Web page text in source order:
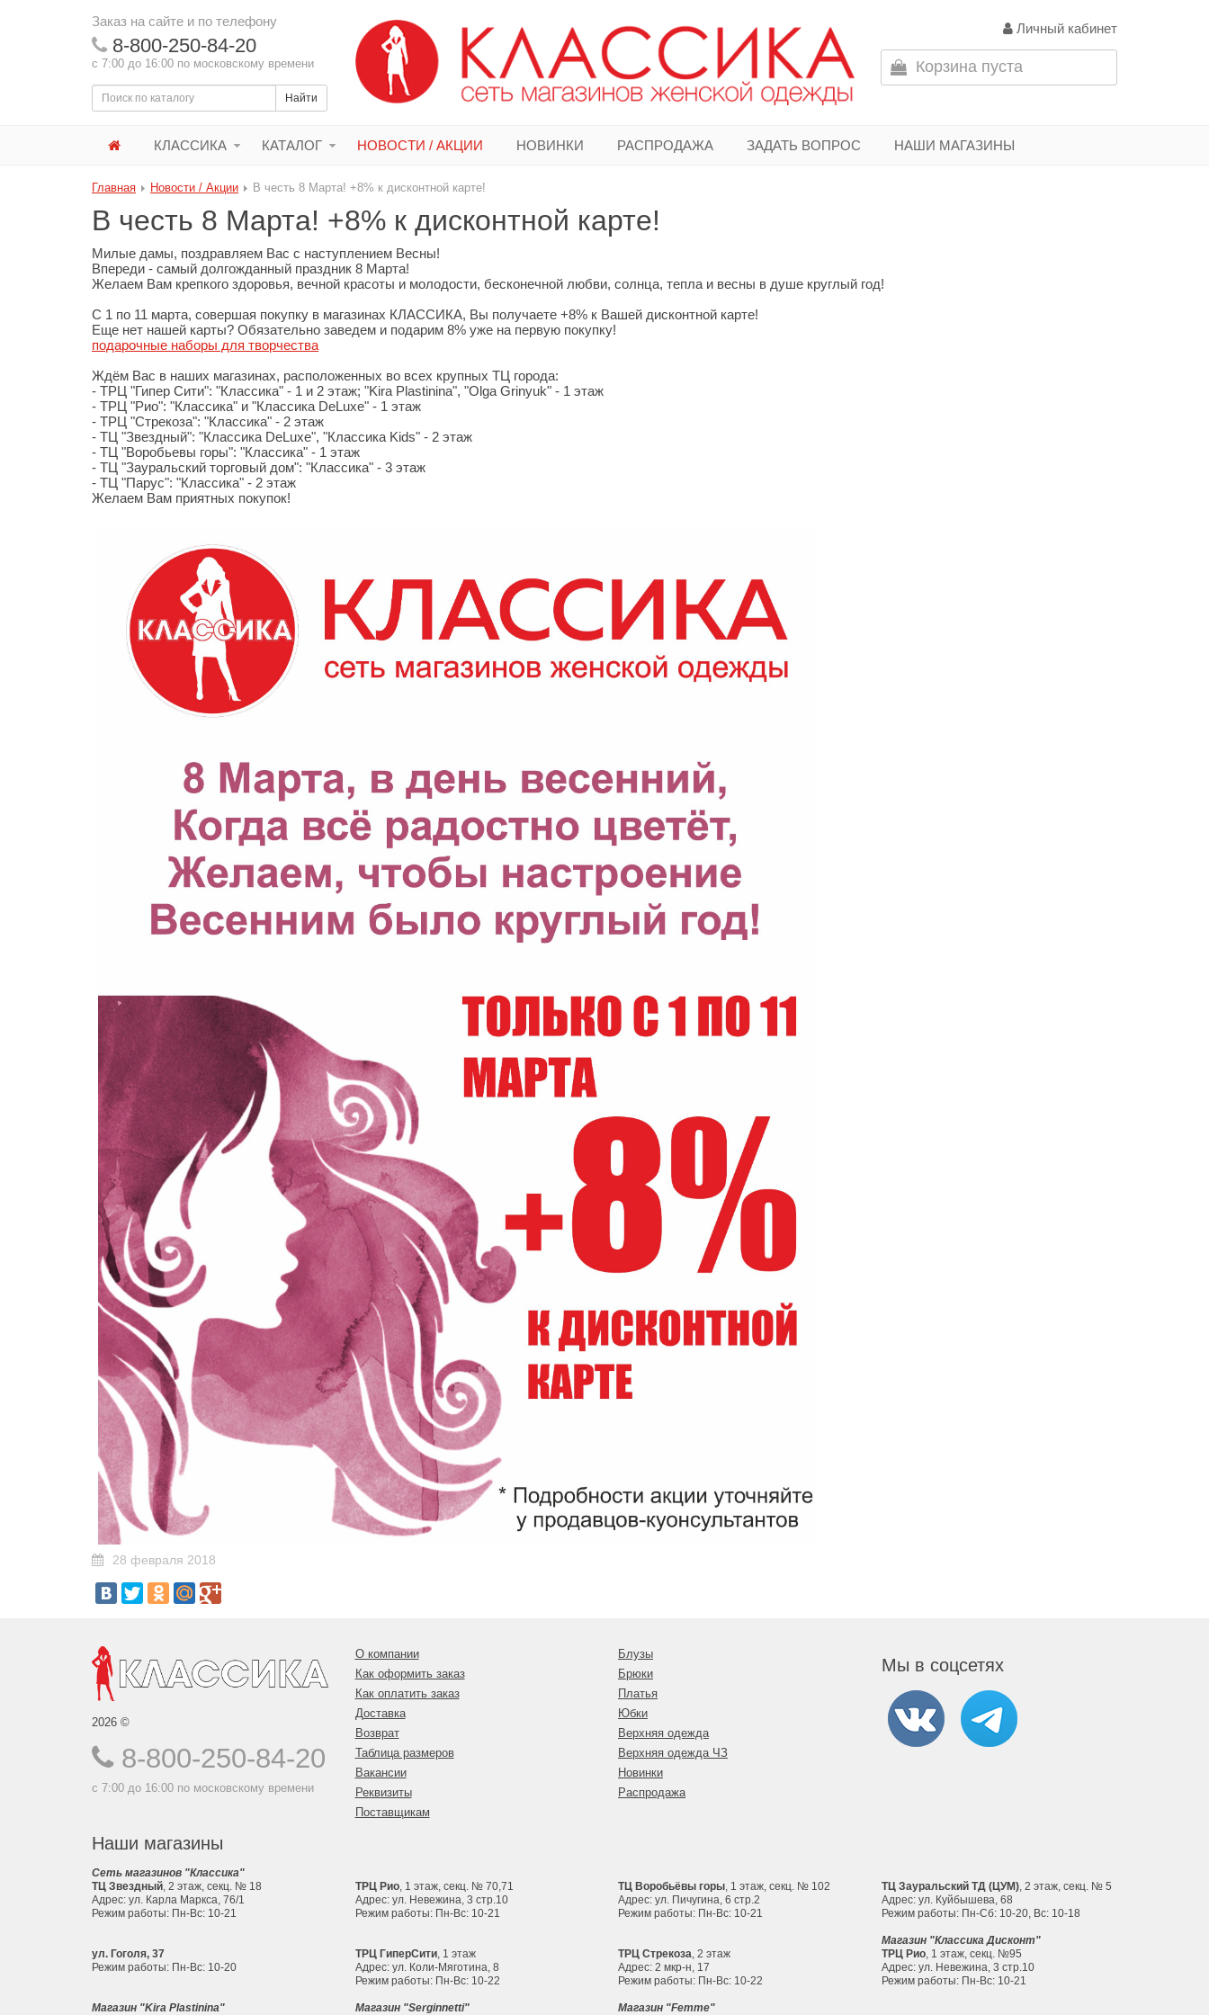
Заказ на сайте и по телефону
8-800-250-84-20
с 7:00 до 16:00 по московскому времени
Найти
Личный кабинет
Корзина пуста
КЛАССИКА КАТАЛОГ НОВОСТИ / АКЦИИ НОВИНКИ РАСПРОДАЖА ЗАДАТЬ ВОПРОС НАШИ МАГАЗИНЫ
Главная Новости / Акции В честь 8 Марта! +8% к дисконтной карте!
В честь 8 Марта! +8% к дисконтной карте!
Милые дамы, поздравляем Вас с наступлением Весны!
Впереди - самый долгожданный праздник 8 Марта!
Желаем Вам крепкого здоровья, вечной красоты и молодости, бесконечной любви, солнца, тепла и весны в душе круглый год!
С 1 по 11 марта, совершая покупку в магазинах КЛАССИКА, Вы получаете +8% к Вашей дисконтной карте!
Еще нет нашей карты? Обязательно заведем и подарим 8% уже на первую покупку!
подарочные наборы для творчества
Ждём Вас в наших магазинах, расположенных во всех крупных ТЦ города:
- ТРЦ "Гипер Сити": "Классика" - 1 и 2 этаж; "Kira Plastinina", "Olga Grinyuk" - 1 этаж
- ТРЦ "Рио": "Классика" и "Классика DeLuxe" - 1 этаж
- ТРЦ "Стрекоза": "Классика" - 2 этаж
- ТЦ "Звездный": "Классика DeLuxe", "Классика Kids" - 2 этаж
- ТЦ "Воробьевы горы": "Классика" - 1 этаж
- ТЦ "Зауральский торговый дом": "Классика" - 3 этаж
- ТЦ "Парус": "Классика" - 2 этаж
Желаем Вам приятных покупок!
28 февраля 2018
2026 ©
8-800-250-84-20
с 7:00 до 16:00 по московскому времени
О компании
Как оформить заказ
Как оплатить заказ
Доставка
Возврат
Таблица размеров
Вакансии
Реквизиты
Поставщикам
Блузы
Брюки
Платья
Юбки
Верхняя одежда
Верхняя одежда ЧЗ
Новинки
Распродажа
Мы в соцсетях
Наши магазины
Сеть магазинов "Классика"
ТЦ Звездный , 2 этаж, секц. № 18
Адрес: ул. Карла Маркса, 76/1
Режим работы: Пн-Вс: 10-21
ТРЦ Рио, 1 этаж, секц. № 70,71
Адрес: ул. Невежина, 3 стр.10
Режим работы: Пн-Вс: 10-21
ТЦ Воробьёвы горы , 1 этаж, секц. № 102
Адрес: ул. Пичугина, 6 стр.2
Режим работы: Пн-Вс: 10-21
ТЦ Зауральский ТД (ЦУМ), 2 этаж, секц. № 5
Адрес: ул. Куйбышева, 68
Режим работы: Пн-Сб: 10-20, Вс: 10-18
ул. Гоголя, 37
Режим работы: Пн-Вс: 10-20
ТРЦ ГиперСити, 1 этаж
Адрес: ул. Коли-Мяготина, 8
Режим работы: Пн-Вс: 10-22
ТРЦ Стрекоза , 2 этаж
Адрес: 2 мкр-н, 17
Режим работы: Пн-Вс: 10-22
Магазин "Классика Дисконт"
ТРЦ Рио, 1 этаж, секц. №95
Адрес: ул. Невежина, 3 стр.10
Режим работы: Пн-Вс: 10-21
Магазин "Kira Plastinina" Магазин "Serginnetti" Магазин "Femme"